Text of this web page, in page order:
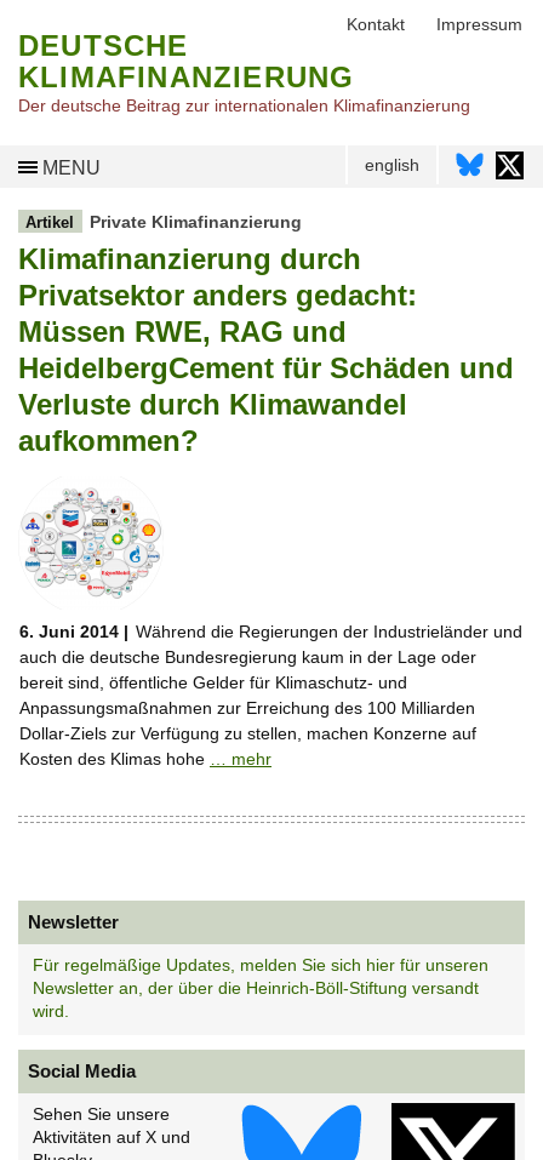
DEUTSCHE
KLIMAFINANZIERUNG
Der deutsche Beitrag zur internationalen Klimafinanzierung
MENU english
Artikel Private Klimafinanzierung
Klimafinanzierung durch
Privatsektor anders gedacht:
Müssen RWE, RAG und
HeidelbergCement für Schäden und
Verluste durch Klimawandel
aufkommen?
6. Juni 2014 | Während die Regierungen der Industrieländer und
auch die deutsche Bundesregierung kaum in der Lage oder
bereit sind, öffentliche Gelder für Klimaschutz- und
Anpassungsmaßnahmen zur Erreichung des 100 Milliarden
Dollar-Ziels zur Verfügung zu stellen, machen Konzerne auf
Kosten des Klimas hohe … mehr
Newsletter
Für regelmäßige Updates, melden Sie sich hier für unseren
Newsletter an, der über die Heinrich-Böll-Stiftung versandt
wird.
Social Media
Sehen Sie unsere
Aktivitäten auf X und
Kontakt Impressum